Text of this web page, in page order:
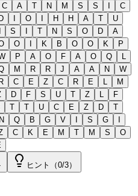
C A T N M S S I
C
I O I H H A T
U
S I T N S O D
A
O I K B O O K
P
P A O F A O Q
L
M R R J A A N
W
C E Z C R E L
M
D F S U T Z L
F
T T U C E Z D
T
N Q B G V I S G
I
C K E M T M S
O
ヒント（0/3）